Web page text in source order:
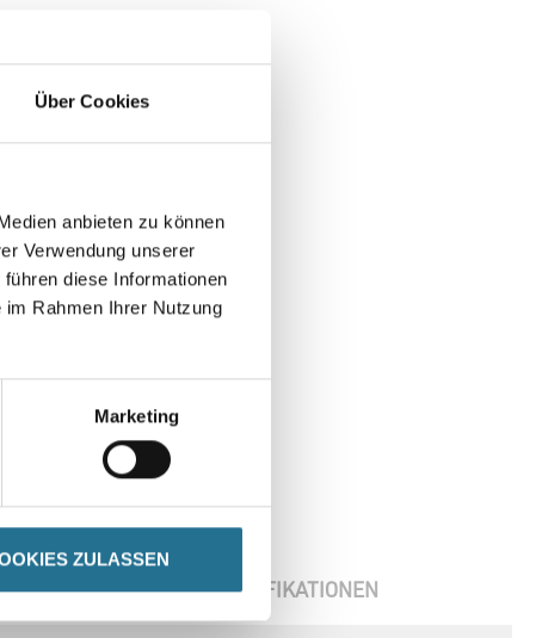
Über Cookies
anbieten zu können
Verwendung unserer
diese Informationen
Rahmen Ihrer Nutzung
Marketing
ZULASSEN
SPEZIFIKATIONEN